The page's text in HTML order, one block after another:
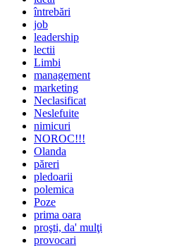
întrebări
job
leadership
lectii
Limbi
management
marketing
Neclasificat
Neslefuite
nimicuri
NOROC!!!
Olanda
păreri
pledoarii
polemica
Poze
prima oara
proşti, da' mulţi
provocari